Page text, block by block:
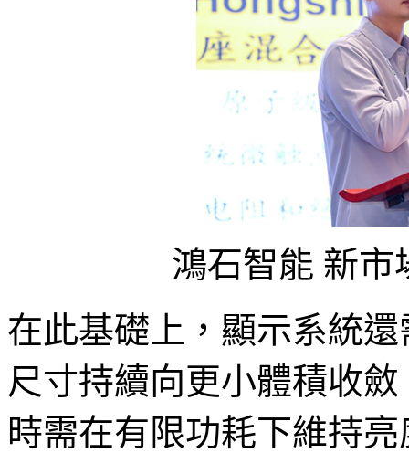
鴻石智能 新市
在此基礎上，顯示系統
尺寸持續向更小體積收
時需在有限功耗下維持